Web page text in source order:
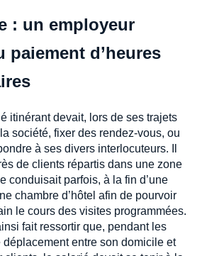
: un employeur
paiement d’heures
itinérant devait, lors de ses trajets
société, fixer des rendez-vous, ou
à ses divers interlocuteurs. Il
de clients répartis dans une zone
conduisait parfois, à la fin d’une
chambre d’hôtel afin de pourvoir
le cours des visites programmées.
fait ressortir que, pendant les
déplacement entre son domicile et